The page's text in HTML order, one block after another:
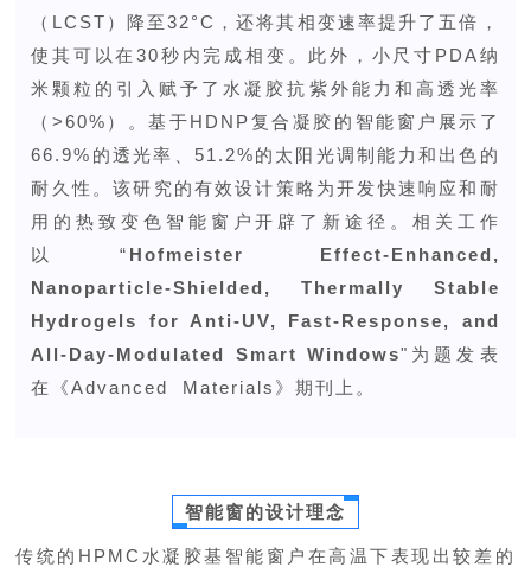
（LCST）降至32°C，还将其相变速率提升了五倍，
使其可以在30秒内完成相变。此外，小尺寸PDA纳
米颗粒的引入赋予了水凝胶抗紫外能力和高透光率
（>60%）。基于HDNP复合凝胶的智能窗户展示了
66.9%的透光率、51.2%的太阳光调制能力和出色的
耐久性。该研究的有效设计策略为开发快速响应和耐
用的热致变色智能窗户开辟了新途径。相关工作
以“ Hofmeister Effect-Enhanced,
Nanoparticle-Shielded, Thermally Stable
Hydrogels for Anti-UV, Fast-Response, and
All-Day-Modulated Smart Windows"为题发表
在《Advanced Materials》期刊上。
智能窗的设计理念
传统的HPMC水凝胶基智能窗户在高温下表现出较差的